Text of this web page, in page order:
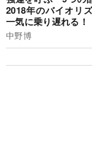
2018年のバイオリ
一気に乗り遅れる！
中野博